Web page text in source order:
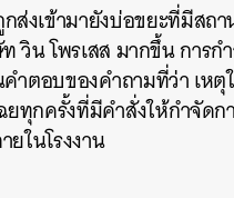
กส่งเข้ามายังบ่อขยะที่มีสถ
ท วิน โพรเสส มากขึ้น การ
ำตอบของคำถามที่ว่า เหตุ
ยทุกครั้งที่มีคำสั่งให้กำจัดก
ในโรงงาน